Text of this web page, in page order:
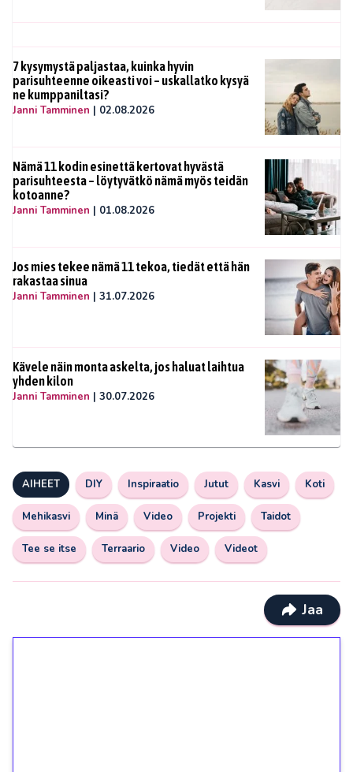
7 kysymystä paljastaa, kuinka hyvin
parisuhteenne oikeasti voi – uskallatko kysyä
ne kumppaniltasi?
Janni Tamminen | 02.08.2026
Nämä 11 kodin esinettä kertovat hyvästä
parisuhteesta – löytyvätkö nämä myös teidän
kotoanne?
Janni Tamminen | 01.08.2026
Jos mies tekee nämä 11 tekoa, tiedät että hän
rakastaa sinua
Janni Tamminen | 31.07.2026
Kävele näin monta askelta, jos haluat laihtua
yhden kilon
Janni Tamminen | 30.07.2026
AIHEET DIY Inspiraatio Jutut Kasvi Koti
Mehikasvi Minä Video Projekti Taidot
Tee se itse Terraario Video Videot
Jaa